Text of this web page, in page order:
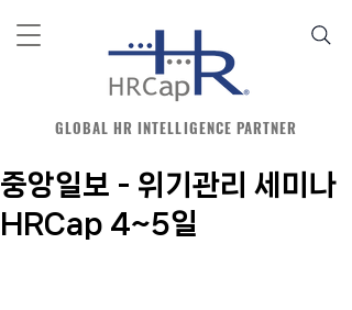
GLOBAL HR INTELLIGENCE PARTNER
중앙일보 - 위기관리 세미나
HRCap 4~5일